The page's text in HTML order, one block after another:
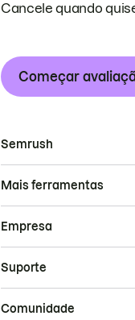
Cancele quando
Começar
Semrush
Mais ferramentas
Empresa
Suporte
Comunidade